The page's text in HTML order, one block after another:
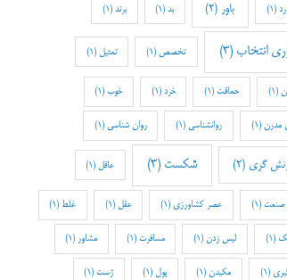
(1) باور (2) بد(1) برند (1)
انتخاب (3) تخصص (1) تمثیل (1)
(1) حماقت(1) خرد (1) خوب(1)
مدرن (1) روانشناسی (1) روان شناسی (1)
گری (2) شکست (3) عاقل (1)
صنعت (1) عصر کشاورزی(1) عقل (1) غلط (1)
(1) لیس زدن (1) مسافرت (1) مشاور (1)
(1) مکیدن (1) پول (1) ژست(1)